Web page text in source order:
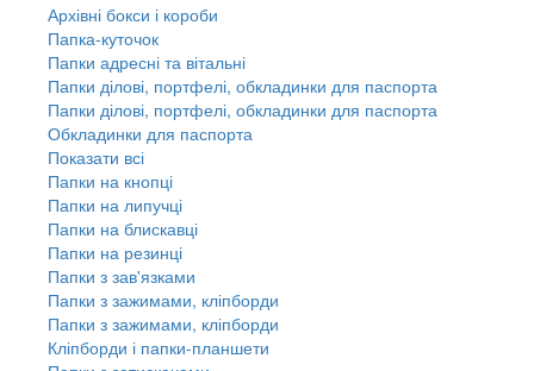
Архівні бокси і короби
Папка-куточок
Папки адресні та вітальні
Папки ділові, портфелі, обкладинки для паспорта
Папки ділові, портфелі, обкладинки для паспорта
Обкладинки для паспорта
Показати всі
Папки на кнопці
Папки на липучці
Папки на блискавці
Папки на резинці
Папки з зав'язками
Папки з зажимами, кліпборди
Папки з зажимами, кліпборди
Кліпборди і папки-планшети